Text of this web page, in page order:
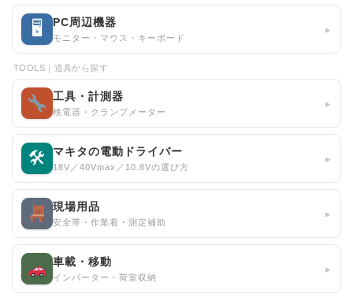
🖥 PC周辺機器
モニター・マウス・キーボード
▸
TOOLS｜道具から探す
工具・計測器
検電器・クランプメーター
▸
🛠 マキタの電動ドライバー
18V／40Vmax／10.8Vの選び方
▸
現場用品
安全帯・作業着・測定補助
▸
車載・移動
インバーター・荷室収納
▸